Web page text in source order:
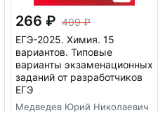
266
409
ЕГЭ-2025. Химия. 15
вариантов. Типовые
варианты экзаменационных
заданий от разработчиков
ЕГЭ
Медведев Юрий Николаевич